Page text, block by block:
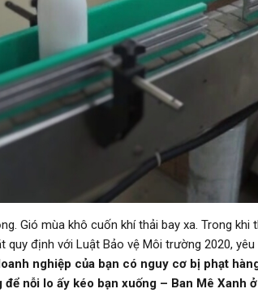
Gió mùa khô cuốn khí thải bay xa. Trong khi
quy định với Luật Bảo vệ Môi trường 2020,
nghiệp của bạn có nguy cơ bị phạt
nỗi lo ấy kéo bạn xuống – Ban Mê Xanh